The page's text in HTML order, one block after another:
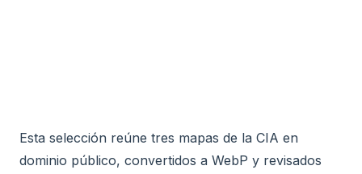
Esta selección reúne tres mapas de la CIA en
dominio público, convertidos a WebP y revisados